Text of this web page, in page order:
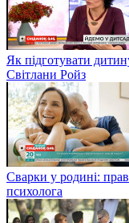
Як підготувати
Світлани Ройз
Сварки у родині:
психолога